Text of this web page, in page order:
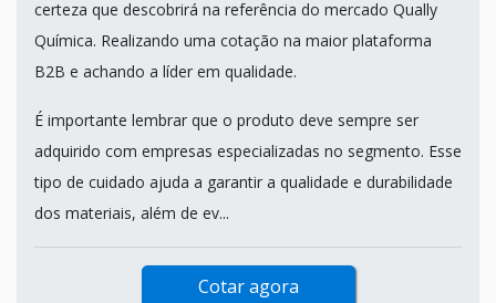
certeza que descobrirá na referência do mercado Qually
Química. Realizando uma cotação na maior plataforma
B2B e achando a líder em qualidade.
É importante lembrar que o produto deve sempre ser
adquirido com empresas especializadas no segmento. Esse
tipo de cuidado ajuda a garantir a qualidade e durabilidade
dos materiais, além de ev...
Cotar agora